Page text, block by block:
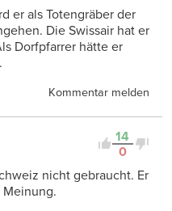
er als Totengräber der
Die Swissair hat er
Dorfpfarrer hätte er
Kommentar melden
14
0
nicht gebraucht. Er